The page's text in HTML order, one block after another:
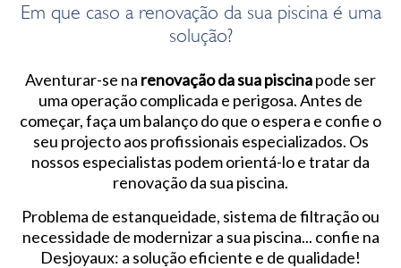
Em que caso a renovação da sua piscina é uma
solução?
Aventurar-se na renovação da sua piscinapode ser
uma operação complicada e perigosa. Antes de
começar, faça um balanço do que o espera e confie o
seu projecto aos profissionais especializados. Os
nossos especialistas podem orientá-lo e tratar da
renovação da sua piscina.
Problema de estanqueidade, sistema de filtração ou
necessidade de modernizar a sua piscina... confie na
Desjoyaux: a solução eficiente e de qualidade!